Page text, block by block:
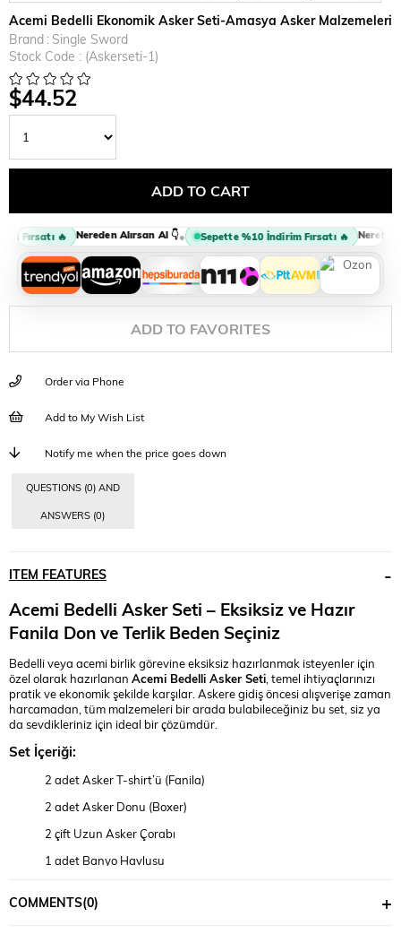
Acemi Bedelli Ekonomik Asker Seti-Amasya Asker Malzemeleri
Brand : Single Sword
Stock Code
(Askerseti-1)
$44.52
Fırsatı 🔥 Nereden Alırsan Al 👇 • Sepette %10 İndirim Fırsatı 🔥 Nereden
ADD TO FAVORITES
Order via Phone
Add to My Wish List
Notify me when the price goes down
QUESTIONS (0) AND
ANSWERS (0)
ITEM FEATURES
Acemi Bedelli Asker Seti – Eksiksiz ve Hazır
Fanila Don ve Terlik Beden Seçiniz
Bedelli veya acemi birlik görevine eksiksiz hazırlanmak isteyenler için
özel olarak hazırlanan Acemi Bedelli Asker Seti , temel ihtiyaçlarınızı
pratik ve ekonomik şekilde karşılar. Askere gidiş öncesi alışverişe zaman
harcamadan, tüm malzemeleri bir arada bulabileceğiniz bu set, siz ya
da sevdikleriniz için ideal bir çözümdür.
Set İçeriği:
2 adet Asker T-shirt’ü (Fanila)
2 adet Asker Donu (Boxer)
2 çift Uzun Asker Çorabı
1 adet Banyo Havlusu
1 adet Sabun Kutusu
COMMENTS(0)